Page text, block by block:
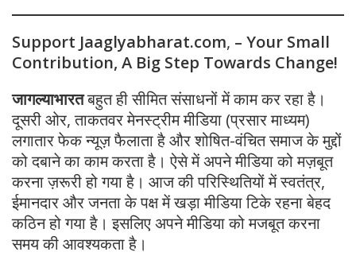
Support Jaaglyabharat.com, – Your Small
Contribution, A Big Step Towards Change!
जागल्याभारतबहुत ही सीमित संसाधनों में काम कर रहा है।
दूसरी ओर, ताकतवर मेनस्ट्रीम मीडिया (प्रसार माध्यम)
लगातार फेक न्यूज़ फैलाता है और शोषित-वंचित समाज के मुद्दों
को दबाने का काम करता है। ऐसे में अपने मीडिया को मज़बूत
करना ज़रूरी हो गया है। आज की परिस्थितियों में स्वतंत्र,
ईमानदार और जनता के पक्ष में खड़ा मीडिया टिके रहना बेहद
कठिन हो गया है। इसलिए अपने मीडिया को मजबूत करना
समय की आवश्यकता है।